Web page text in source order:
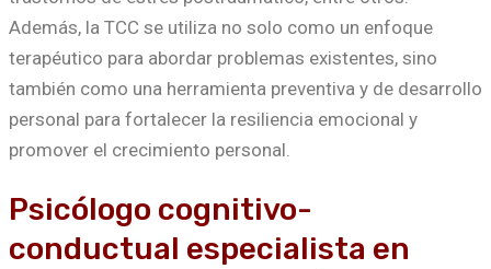
Además, la TCC se utiliza no solo como un enfoque
terapéutico para abordar problemas existentes, sino
también como una herramienta preventiva y de desarrollo
personal para fortalecer la resiliencia emocional y
promover el crecimiento personal.
Psicólogo cognitivo-
conductual especialista en